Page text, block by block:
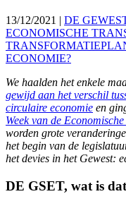
13/12/2021 | DE
ECONOMISCHE
ECONOMIE?
We haalden het enkele
gewijd aan het verschil
circulaire economie en
Week van de
worden grote
het begin van de
het devies in het Gewest:
DE GSET, wat is